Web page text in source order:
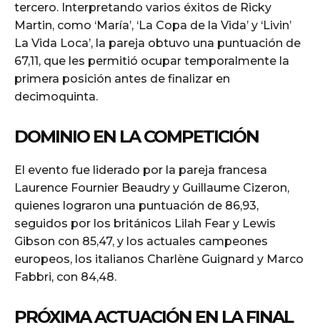
tercero. Interpretando varios éxitos de Ricky
Martin, como ‘María’, ‘La Copa de la Vida’ y ‘Livin’
La Vida Loca’, la pareja obtuvo una puntuación de
67,11, que les permitió ocupar temporalmente la
primera posición antes de finalizar en
decimoquinta.
DOMINIO EN LA COMPETICIÓN
El evento fue liderado por la pareja francesa
Laurence Fournier Beaudry y Guillaume Cizeron,
quienes lograron una puntuación de 86,93,
seguidos por los británicos Lilah Fear y Lewis
Gibson con 85,47, y los actuales campeones
europeos, los italianos Charlène Guignard y Marco
Fabbri, con 84,48.
PRÓXIMA ACTUACIÓN EN LA FINAL